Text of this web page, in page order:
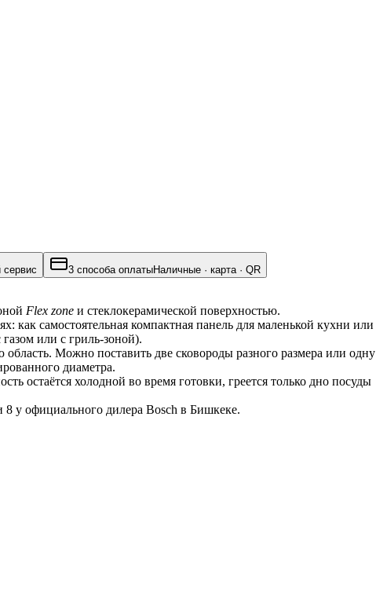
3 способа оплатыНаличные · карта · QR
Flex zone и стеклокерамической поверхностью.
как самостоятельная компактная панель для маленькой кухни или
или с гриль-зоной).
Можно поставить две сковороды разного размера или одну
диаметра.
остаётся холодной во время готовки, греется только дно посуды
8 у официального дилера Bosch в Бишкеке.